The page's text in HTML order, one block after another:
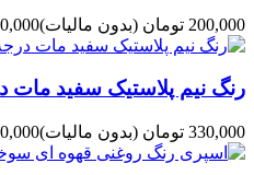
200,000 تومان (بدون مالیات)210,000
رنگ نیم پلاستیک سفید مات درجه 1 پارسیفام یک
330,000 تومان (بدون مالیات)400,000